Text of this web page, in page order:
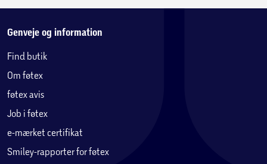
Genveje og information
Find butik
Om føtex
føtex avis
Job i føtex
e-mærket certifikat
Smiley-rapporter for føtex